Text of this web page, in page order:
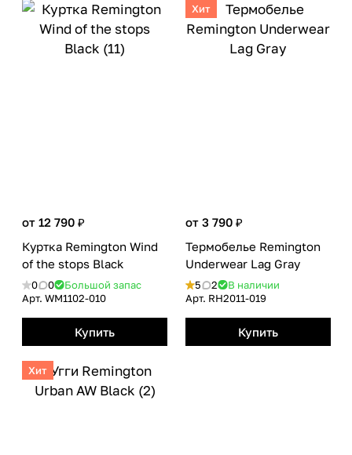
от 12 790 ₽
Куртка Remington Wind
of the stops Black
0 0
Большой запас
Арт. WM1102-010
Купить
Хит
от 3 790 ₽
Термобелье Remington
Underwear Lag Gray
5 2
В наличии
Арт. RH2011-019
Купить
Хит